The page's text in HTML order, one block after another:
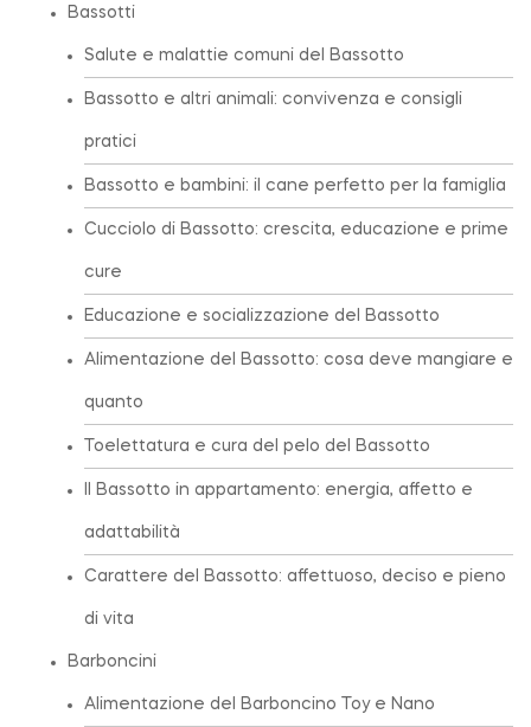
Bassotti
Salute e malattie comuni del Bassotto
Bassotto e altri animali: convivenza e consigli
pratici
Bassotto e bambini: il cane perfetto per la famiglia
Cucciolo di Bassotto: crescita, educazione e prime
cure
Educazione e socializzazione del Bassotto
Alimentazione del Bassotto: cosa deve mangiare e
quanto
Toelettatura e cura del pelo del Bassotto
Il Bassotto in appartamento: energia, affetto e
adattabilità
Carattere del Bassotto: affettuoso, deciso e pieno
di vita
Barboncini
Alimentazione del Barboncino Toy e Nano